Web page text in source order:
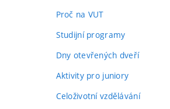
Proč na VUT
Studijní programy
Dny otevřených dveří
Aktivity pro juniory
Celoživotní vzdělávání